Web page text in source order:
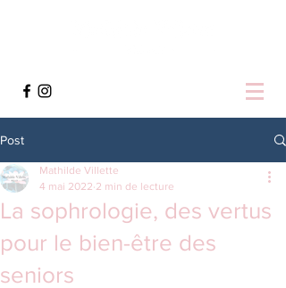
Post
La sophrologie, des vertus
pour le bien-être des
seniors
Mathilde Villette
4 mai 2022 2 min de lecture